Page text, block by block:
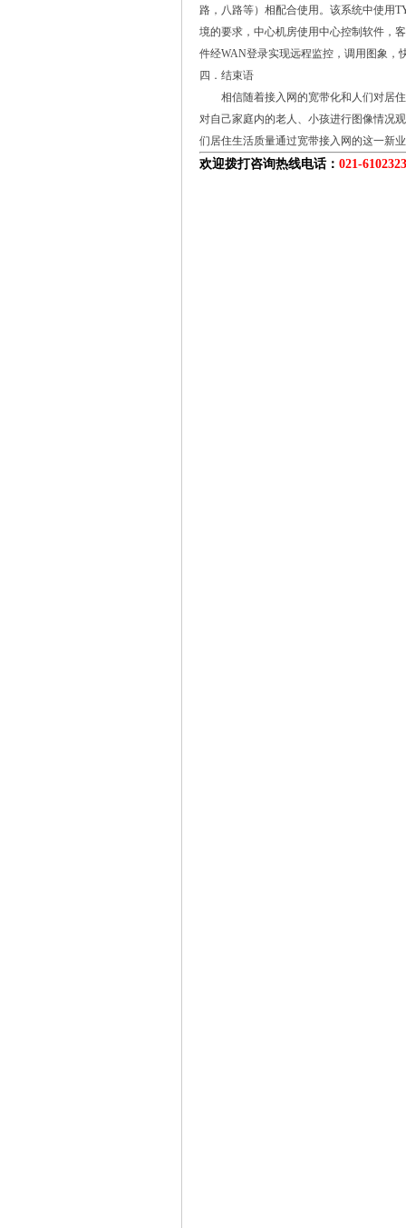
路，八路等）相配合使用。该系统中使用
境的要求，中心机房使用中心控制软件，
件经WAN登录实现远程监控，调用图象，
四．结束语
相信随着接入网的宽带化和人们对居住
对自己家庭内的老人、小孩进行图像情况
们居住生活质量通过宽带接入网的这一新
欢迎拨打咨询热线电话： 021-